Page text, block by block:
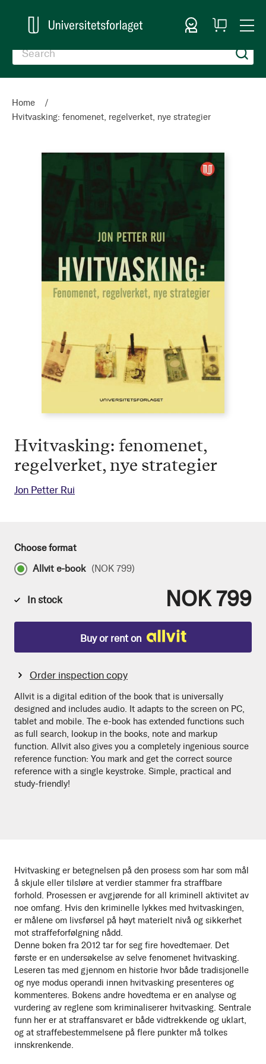
Sign In
My
Cart
Home
Hvitvasking: fenomenet, regelverket, nye strategier
Hvitvasking: fenomenet,
regelverket, nye strategier
Jon Petter Rui
Hvitvasking er betegnelsen på den prosess som har som mål
å skjule eller tilsløre at verdier stammer fra straffbare
forhold. Prosessen er avgjørende for all kriminell aktivitet av
noe omfang. Hvis den kriminelle lykkes med hvitvaskingen,
er målene om livsførsel på høyt materielt nivå og sikkerhet
mot straffeforfølgning nådd.
Denne boken fra 2012 tar for seg fire hovedtemaer. Det
første er en undersøkelse av selve fenomenet hvitvasking.
Leseren tas med gjennom en historie hvor både tradisjonelle
og nye modus operandi innen hvitvasking presenteres og
kommenteres. Bokens andre hovedtema er en analyse og
vurdering av reglene som kriminaliserer hvitvasking. Sentrale
funn her er at straffansvaret er både vidtrekkende og uklart,
og at straffebestemmelsene på flere punkter må tolkes
innskrenkende.
Choose format
Allvit e-book (NOK 799)
In stock NOK 799
Buy or rent on
Order inspection copy
Allvit is a digital edition of the book that is universally
designed and includes audio. It adapts to the screen on PC,
tablet and mobile. The e-book has extended functions such
as full search, lookup in the books, note and markup
function. Allvit also gives you a completely ingenious source
reference function: You mark and get the correct source
reference with a single keystroke. Simple, practical and
study-friendly!